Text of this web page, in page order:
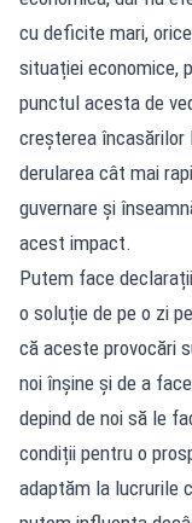
cu deficite mari,
situației economice,
punctul acesta de
creșterea încasărilor
derularea cât mai
guvernare și
acest impact.
Putem face
o soluție de pe o zi
că aceste provocări
noi înșine și de a
depind de noi să le
condiții pentru o
adaptăm la lucrurile